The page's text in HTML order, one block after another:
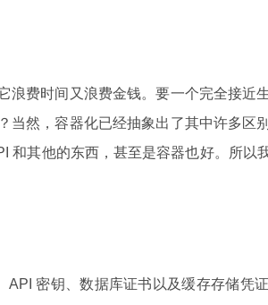
浪费时间又浪费金钱。要一个完全接近
当然，容器化已经抽象出了其中许多区
和其他的东西，甚至是容器也好。所以
API 密钥、数据库证书以及缓存存储凭